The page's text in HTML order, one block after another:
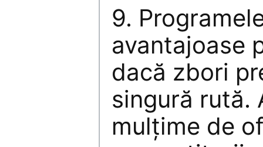
9.
avantajoase
dacă zbori
singură rută.
mulţime de